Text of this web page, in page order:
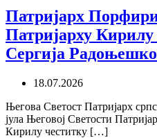
Патријарх
Патријарху
Сергија
18.07.2026
Његова Светост Патријарх
јула Његовој Светости
Кирилу честитку […]